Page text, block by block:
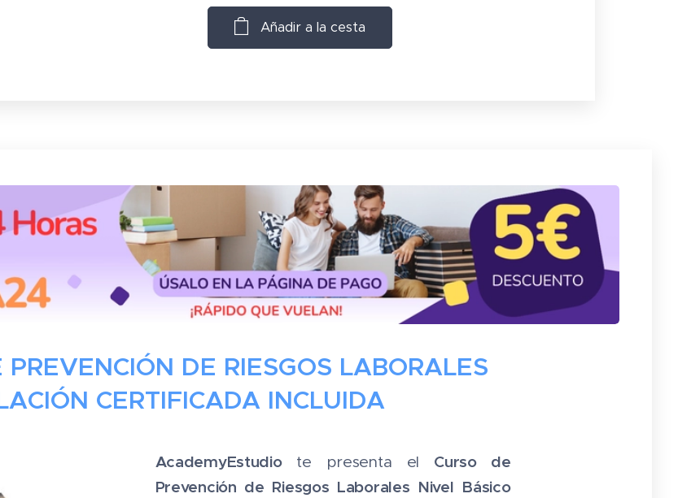
Añadir a la cesta
PREVENCIÓN DE RIESGOS LABORALES
CERTIFICADA INCLUIDA
AcademyEstudio te presenta el Curso de
Prevención de Riesgos Laborales Nivel Básico